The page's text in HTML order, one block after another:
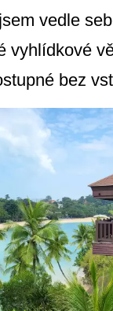
vedle
vyhlídkové
bez